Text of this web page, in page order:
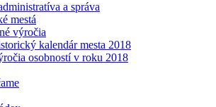
a správa
mestá
výročia
kalendár mesta 2018
osobností v roku 2018